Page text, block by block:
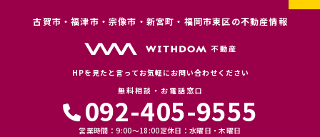
(4) お客さま情報の漏洩、紛失、改ざん等を防止するために必要な 対策
を講じて適切な管理を行います。
削除、利用停止の依頼を所定の窓口でお受けして、誠意をもって対応い
具体的には、以下の内容に従ってお客さま情報の取り扱いをいたしま
３．お客様の情報の利用目的
古賀市・福津市・宗像市・新宮町・福岡市東区の不動産情報
HPを見たと言ってお気軽にお問い合わせください
無料相談・お電話窓口
092-405-9555
営業時間：9:00〜18:00定休日：水曜日・木曜日